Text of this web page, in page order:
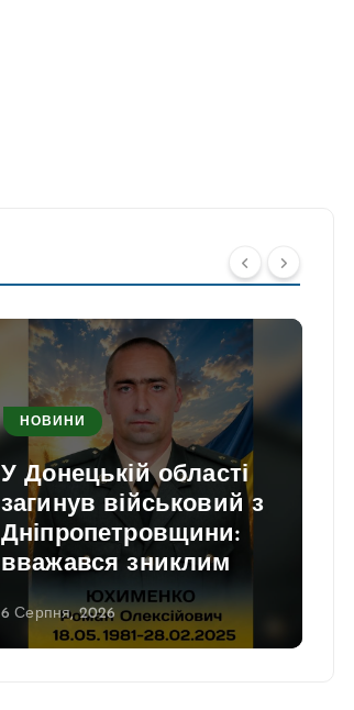
НОВИНИ
У Донецькій області
загинув військовий з
Дніпропетровщини:
вважався зниклим
6 Серпня, 2026